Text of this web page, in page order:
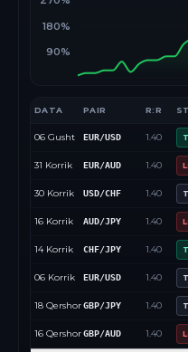
90%
180%
DATA PAIR R:R
06 Gusht EUR/USD 1.40
31 Korrik EUR/AUD 1.40
30 Korrik USD/CHF 1.40
16 Korrik AUD/JPY 1.40
14 Korrik CHF/JPY 1.40
06 Korrik EUR/USD 1.40
18 QershorGBP/JPY 1.40
16 QershorGBP/AUD 1.40